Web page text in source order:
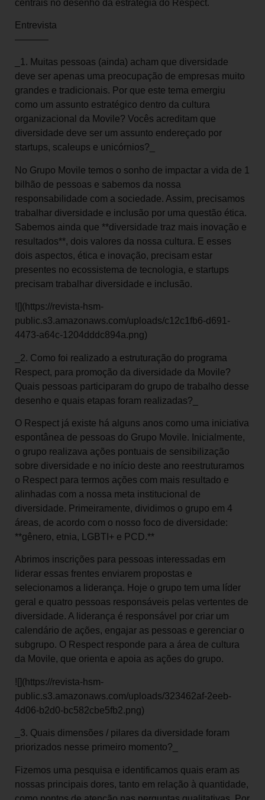
centrais no desenho da estratégia do Respect.
Entrevista
———–
_1. Muitas pessoas (ainda) acham que diversidade
deve ser apenas uma preocupação de empresas muito
grandes e tradicionais. Por que este tema emergiu
como um assunto estratégico dentro da cultura
organizacional da Movile? Vocês acreditam que
diversidade deve ser um assunto endereçado por
startups, scaleups e unicórnios?_
No Grupo Movile temos o sonho de impactar a vida de 1
bilhão de pessoas e sabemos da nossa
responsabilidade com a sociedade. Assim, precisamos
trabalhar diversidade e inclusão por uma questão ética.
Sabemos ainda que **diversidade traz mais inovação e
resultados**, dois valores da nossa cultura. E esses
dois aspectos, ética e inovação, precisam estar
presentes no ecossistema de tecnologia, e startups
precisam trabalhar diversidade e inclusão.
![](https://revista-hsm-
public.s3.amazonaws.com/uploads/c12c1fb6-d691-
4473-a64c-1204dddc894a.png)
_2. Como foi realizado a estruturação do programa
Respect, para promoção da diversidade da Movile?
Quais pessoas participaram do grupo de trabalho desse
desenho e quais etapas foram realizadas?_
O Respect já existe há alguns anos como uma iniciativa
espontânea de pessoas do Grupo Movile. Inicialmente,
o grupo realizava ações pontuais de sensibilização
sobre diversidade e no início deste ano reestruturamos
o Respect para termos ações com mais resultado e
alinhadas com a nossa meta institucional de
diversidade. Primeiramente, dividimos o grupo em 4
áreas, de acordo com o nosso foco de diversidade:
**gênero, etnia, LGBTI+ e PCD.**
Abrimos inscrições para pessoas interessadas em
liderar essas frentes enviarem propostas e
selecionamos a liderança. Hoje o grupo tem uma líder
geral e quatro pessoas responsáveis pelas vertentes de
diversidade. A liderança é responsável por criar um
calendário de ações, engajar as pessoas e gerenciar o
subgrupo. O Respect responde para a área de cultura
da Movile, que orienta e apoia as ações do grupo.
![](https://revista-hsm-
public.s3.amazonaws.com/uploads/323462af-2eeb-
4d06-b2d0-bc582cbe5fb2.png)
_3. Quais dimensões / pilares da diversidade foram
priorizados nesse primeiro momento?_
Fizemos uma pesquisa e identificamos quais eram as
nossas principais dores, tanto em relação à quantidade,